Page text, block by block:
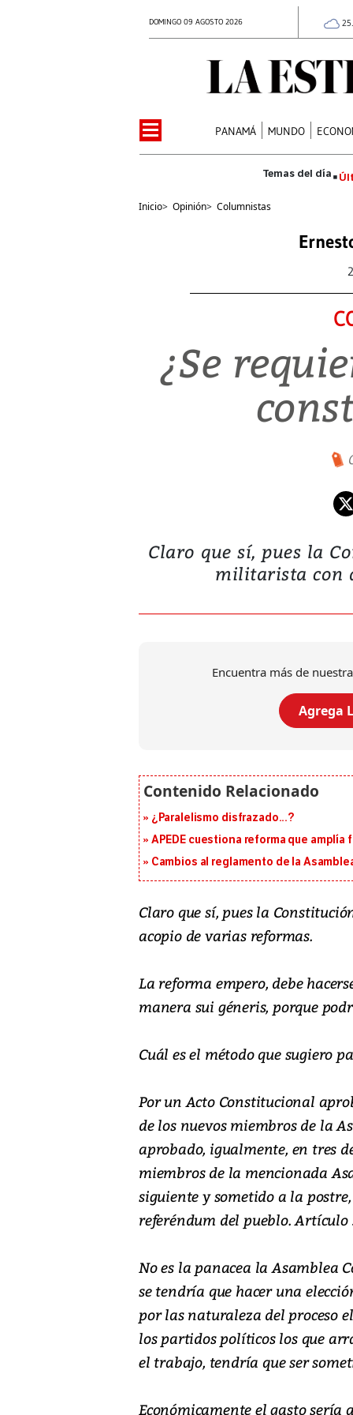
DOMINGO 09 AGOSTO 2026
PANAMÁ MUNDO
Inicio> Opinión> Columnistas
¿Se
Claro que sí, pues la
militarista con
Encuentra más de
Agrega
¿Paralelismo disfrazado...?
APEDE cuestiona reforma que
Cambios al reglamento de la
Claro que sí, pues la
acopio de varias reformas.
La reforma empero, debe
manera sui géneris, porque
Cuál es el método que sugiero
Por un Acto Constitucional
de los nuevos miembros de la
aprobado, igualmente, en tres
miembros de la mencionada
siguiente y sometido a la
referéndum del pueblo.
No es la panacea la Asamblea
se tendría que hacer una
por las naturaleza del proceso
los partidos políticos los que
el trabajo, tendría que ser
Económicamente el gasto sería